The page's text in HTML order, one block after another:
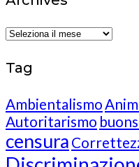
Archives
Tag
Ambientalismo
Autoritarismo
censura